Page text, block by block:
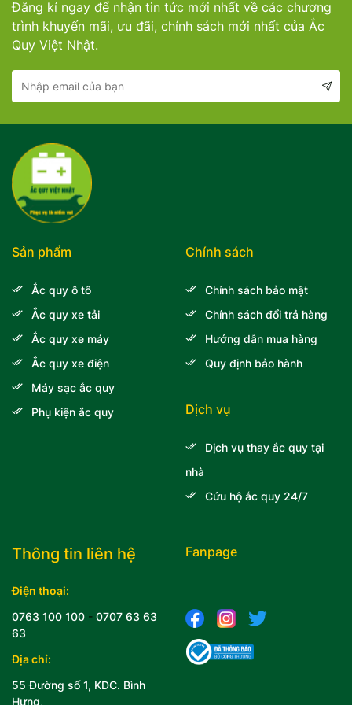
Mercedes-
BMW
Đồng Nai -
Đăng kí ngay để nhận tin tức mới nhất về các chương
trình khuyến mãi, ưu đãi, chính sách mới nhất của Ắc
Quy Việt Nhật.
Thông tin liên hệ
Điện thoại:
0763 100 100 - 0707 63 63
63
Địa chỉ:
55 Đường số 1, KDC. Bình
Hưng,
Sản phẩm
Ắc quy ô tô
Ắc quy xe tải
Ắc quy xe máy
Ắc quy xe điện
Máy sạc ắc quy
Phụ kiện ắc quy
Chính sách
Chính sách bảo mật
Chính sách đổi trả hàng
Hướng dẫn mua hàng
Quy định bảo hành
Dịch vụ
Dịch vụ thay ắc quy tại
nhà
Cứu hộ ắc quy 24/7
Fanpage